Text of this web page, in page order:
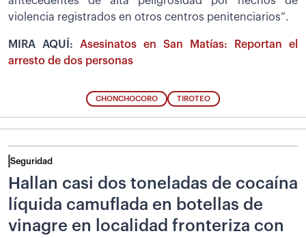
violencia registrados en otros centros penitenciarios”.
MIRA AQUÍ: Asesinatos en San Matías: Reportan el
arresto de dos personas
CHONCHOCORO TIROTEO
Seguridad
Hallan casi dos toneladas de cocaína
líquida camuflada en botellas de
vinagre en localidad fronteriza con